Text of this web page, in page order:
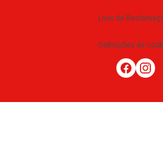
Livro de
Definições de